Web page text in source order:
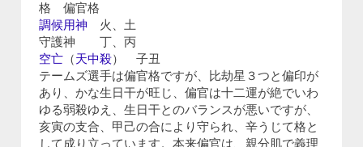
格 偏官格
調候用神 火、土
守護神 丁、丙
空亡 （天中殺） 子丑
テームズ選手は偏官格ですが、比劫星３つと偏印が
あり、かな生日干が旺じ、偏官は十二運が絶でいわ
ゆる弱殺ゆえ、生日干とのバランスが悪いですが、
亥寅の支合、甲己の合により守られ、辛うじて格と